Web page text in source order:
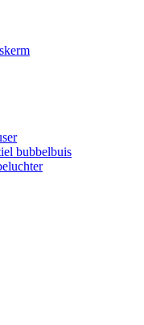
bubbelbuis